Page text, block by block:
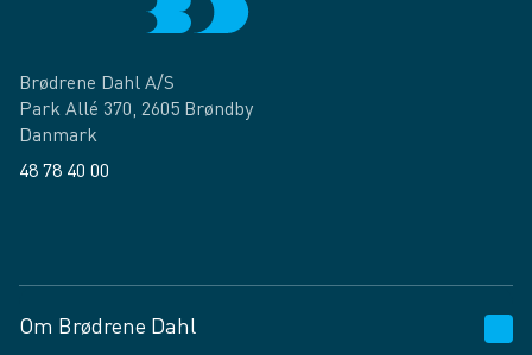
Brødrene Dahl A/S
Park Allé 370, 2605 Brøndby
Danmark
48 78 40 00
Om Brødrene Dahl